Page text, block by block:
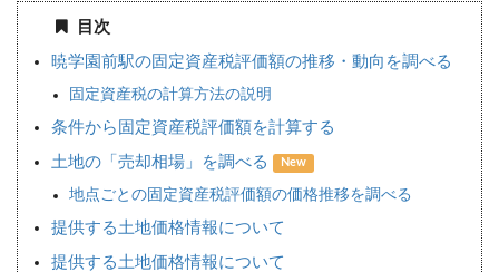
目次
暁学園前駅の固定資産税評価額の推移・動向を調べる
固定資産税の計算方法の説明
条件から固定資産税評価額を計算する
土地の「売却相場」を調べる New
地点ごとの固定資産税評価額の価格推移を調べる
提供する土地価格情報について
提供する土地価格情報について